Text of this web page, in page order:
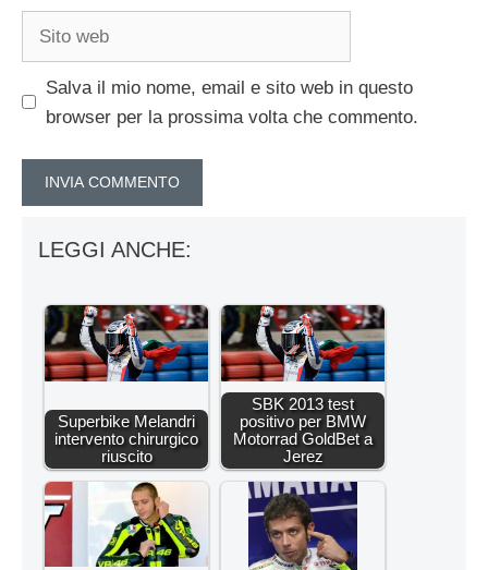
Salva il mio nome, email e sito web in questo
browser per la prossima volta che commento.
LEGGI ANCHE:
Superbike Melandri
intervento chirurgico
riuscito
SBK 2013 test
positivo per BMW
Motorrad GoldBet a
Jerez